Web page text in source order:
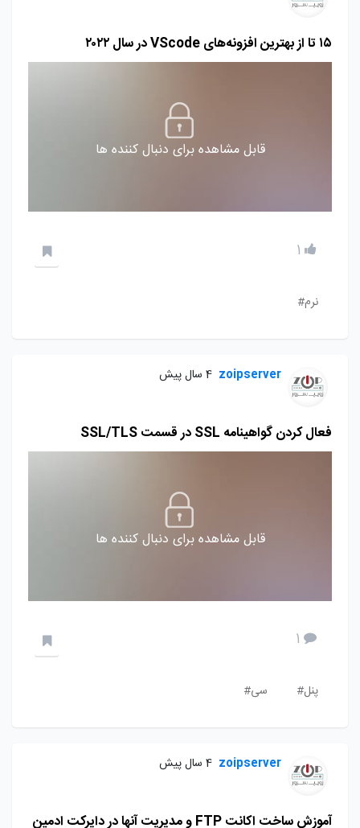
۱۵ تا از بهترین افزونه‌های VScode در سال ۲۰۲۲
قابل مشاهده برای دنبال کننده ها
1
نرم#
zoipserver 4 سال پیش
فعال کردن گواهینامه SSL در قسمت SSL/TLS
قابل مشاهده برای دنبال کننده ها
1
پنل# سی#
zoipserver 4 سال پیش
آموزش ساخت اکانت FTP و مدیریت آنها در دایرکت ادمین